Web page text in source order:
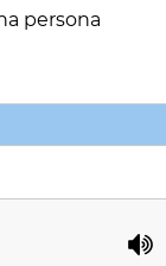
persona